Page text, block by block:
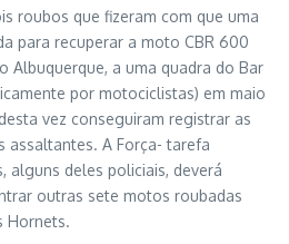
roubos que fizeram com que uma
para recuperar a moto CBR 600
Albuquerque, a uma quadra do Bar
por motociclistas) em maio
vez conseguiram registrar as
assaltantes. A Força- tarefa
alguns deles policiais, deverá
outras sete motos roubadas
Hornets.